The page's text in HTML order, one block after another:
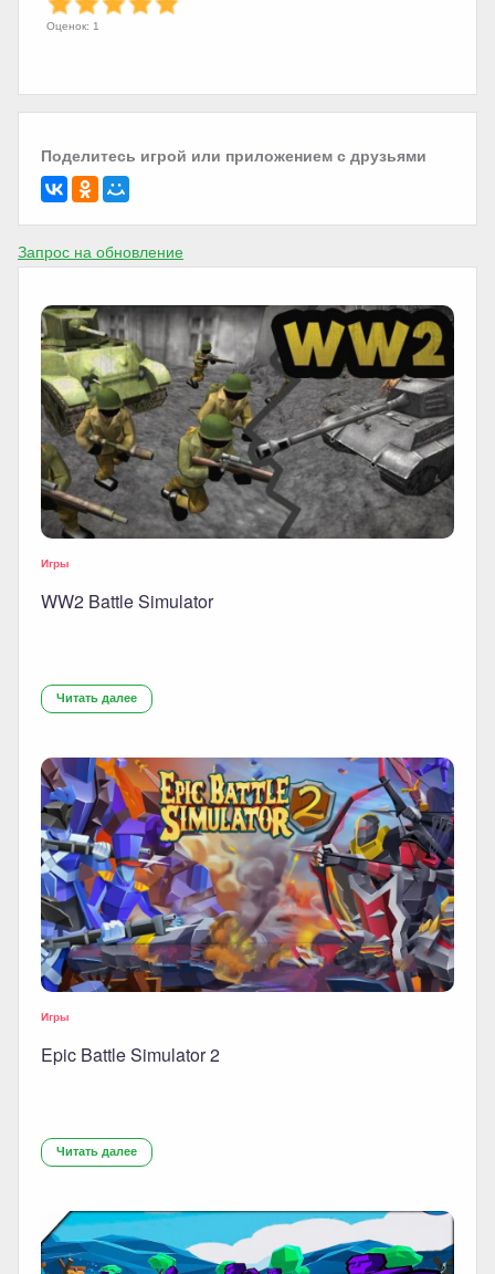
Оценок: 1
Поделитесь игрой или приложением с друзьями
Запрос на обновление
Игры
WW2 Battle Simulator
Читать далее
Игры
Epic Battle Simulator 2
Читать далее